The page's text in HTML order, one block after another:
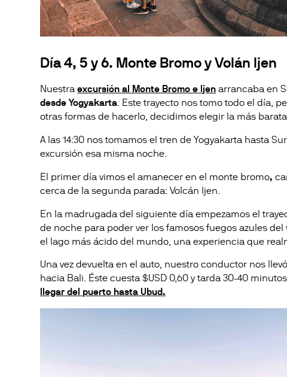
Día 4, 5 y 6. Monte Bromo y Volán Ijen
Nuestraexcursión al Monte Bromo e Ijen arrancaba en
desde Yogyakarta. Este trayecto nos tomo todo el día,
otras formas de hacerlo, decidimos elegir la más
A las 14:30 nos tomamos el tren de Yogyakarta hasta
excursión esa misma noche.
El primer día vimos el amanecer en el monte bromo,
cerca de la segunda parada: Volcán Ijen.
En la madrugada del siguiente día empezamos el
de noche para poder ver los famosos fuegos azules
el lago más ácido del mundo, una experiencia que
Una vez devuelta en el auto, nuestro conductor nos
hacia Bali. Éste cuesta $USD 0,60 y tarda 30-40
llegar del puerto hasta Ubud.